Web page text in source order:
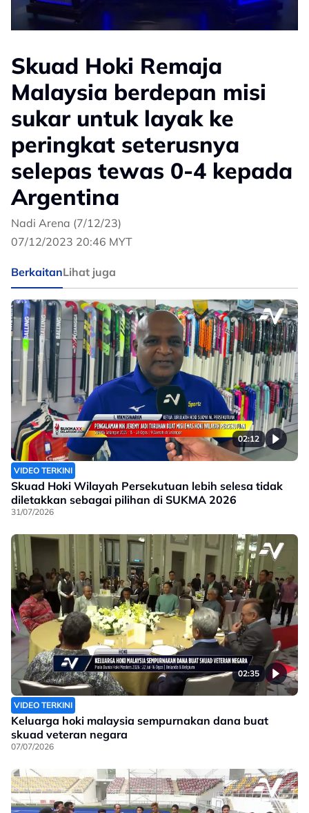
Skuad Hoki Remaja
Malaysia berdepan misi
sukar untuk layak ke
peringkat seterusnya
selepas tewas 0-4 kepada
Argentina
Nadi Arena (7/12/23)
07/12/2023 20:46 MYT
BerkaitanLihat juga
02:12
VIDEO TERKINI
Skuad Hoki Wilayah Persekutuan lebih selesa tidak
diletakkan sebagai pilihan di SUKMA 2026
31/07/2026
02:35
VIDEO TERKINI
Keluarga hoki malaysia sempurnakan dana buat
skuad veteran negara
07/07/2026